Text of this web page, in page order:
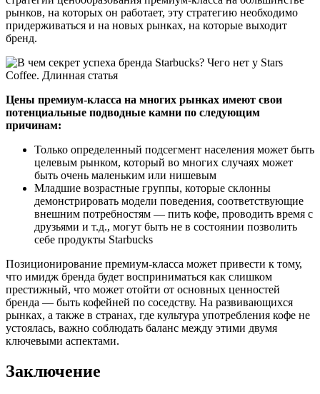
рынков, на которых он работает, эту стратегию необходимо
придерживаться и на новых рынках, на которые выходит
бренд.
Цены премиум-класса на многих рынках имеют свои
потенциальные подводные камни по следующим
причинам:
Только определенный подсегмент населения может быть
целевым рынком, который во многих случаях может
быть очень маленьким или нишевым
Младшие возрастные группы, которые склонны
демонстрировать модели поведения, соответствующие
внешним потребностям — пить кофе, проводить время с
друзьями и т.д., могут быть не в состоянии позволить
себе продукты Starbucks
Позиционирование премиум-класса может привести к тому,
что имидж бренда будет восприниматься как слишком
престижный, что может отойти от основных ценностей
бренда — быть кофейней по соседству. На развивающихся
рынках, а также в странах, где культура употребления кофе не
устоялась, важно соблюдать баланс между этими двумя
ключевыми аспектами.
Заключение